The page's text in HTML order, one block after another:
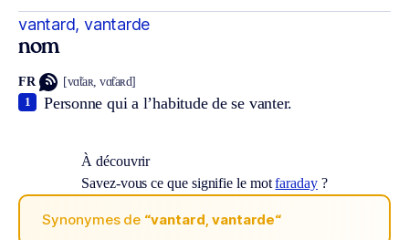
vantard, vantarde
nom
FR [vɑ̃taʀ, vɑ̃taʀd]
Personne qui a l’habitude de se vanter.
1
À découvrir
Savez-vous ce que signifie le motfaraday?
Synonymes de “vantard, vantarde“